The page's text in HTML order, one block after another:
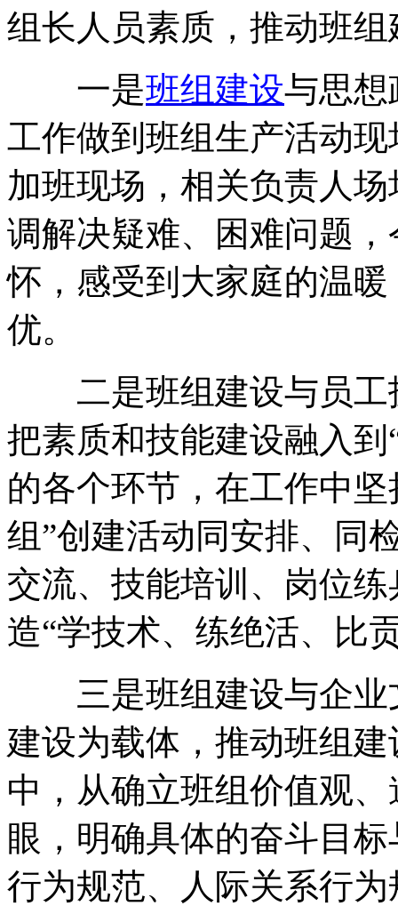
组长人员素质，推动班组
一是班组建设与思想
工作做到班组生产活动
加班现场，相关负责人
调解决疑难、困难问题
怀，感受到大家庭的温
优。
二是班组建设与员工
把素质和技能建设融入到
的各个环节，在工作中
组”创建活动同安排、同
交流、技能培训、岗位
造“学技术、练绝活、比
三是班组建设与企业
建设为载体，推动班组
中，从确立班组价值观
眼，明确具体的奋斗目
行为规范、人际关系行